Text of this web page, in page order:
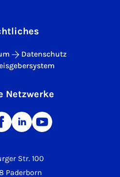
Str. 100
Paderborn
Datenschutz
Netzwerke